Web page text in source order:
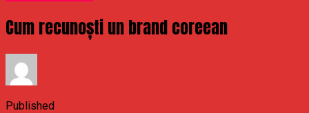
Cum recunoști un brand coreean
Published